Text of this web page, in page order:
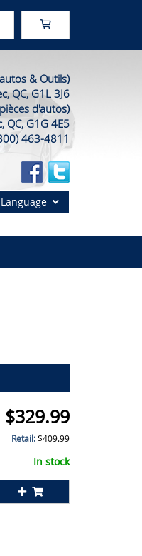
& Outils)
QC, G1L 3J6
d'autos)
QC, G1G 4E5
463-4811
Language
$329.99
Retail:$409.99
In stock